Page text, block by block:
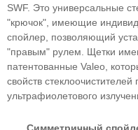
SWF. Это универсальные
"крючок", имеющие
спойлер, позволяющий
"правым" рулем. Щетки
патентованные Valeo,
свойств
ультрафиолетового